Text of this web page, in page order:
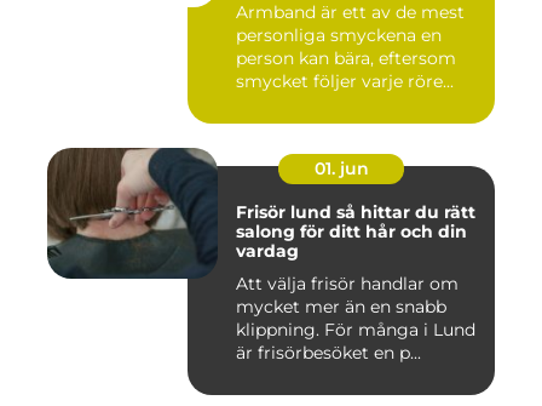
Armband är ett av de mest
personliga smyckena en
person kan bära, eftersom
smycket följer varje röre...
01. jun
Frisör lund så hittar du rätt
salong för ditt hår och din
vardag
Att välja frisör handlar om
mycket mer än en snabb
klippning. För många i Lund
är frisörbesöket en p...